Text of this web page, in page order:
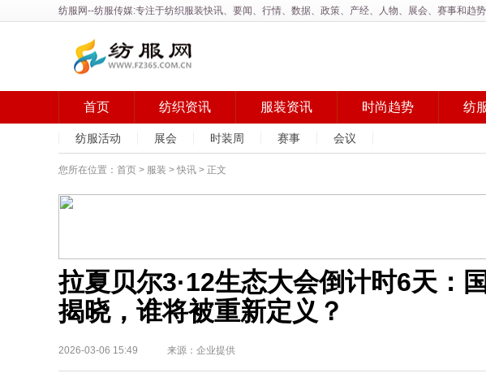
纺服网--纺服传媒:专注于纺织服装快讯、要闻、行情、数据、政策、产经、人物、展会、赛事和趋
首页 纺织资讯 服装资讯 时尚趋势 纺
纺服活动 展会 时装周 赛事 会议
您所在位置： 首页 > 服装 > 快讯 > 正文
拉夏贝尔3·12生态大会倒计时6天：
揭晓，谁将被重新定义？
2026-03-06 15:49 来源：企业提供